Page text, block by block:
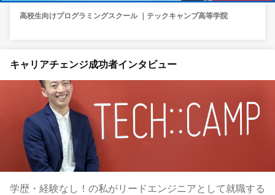
高校生向けプログラミングスクール ｜テックキャンプ高等学院
キャリアチェンジ成功者インタビュー
学歴・経験なし！の私がリードエンジニアとして就職する